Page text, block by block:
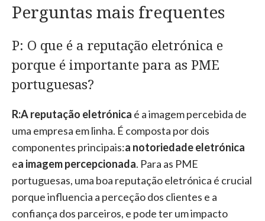
Perguntas mais frequentes
P: O que é a reputação eletrónica e
porque é importante para as PME
portuguesas?
R:A reputação eletrónica é a imagem percebida de
uma empresa em linha. É composta por dois
componentes principais:a notoriedade eletrónica
ea imagem percepcionada. Para as PME
portuguesas, uma boa reputação eletrónica é crucial
porque influencia a perceção dos clientes e a
confiança dos parceiros, e pode ter um impacto